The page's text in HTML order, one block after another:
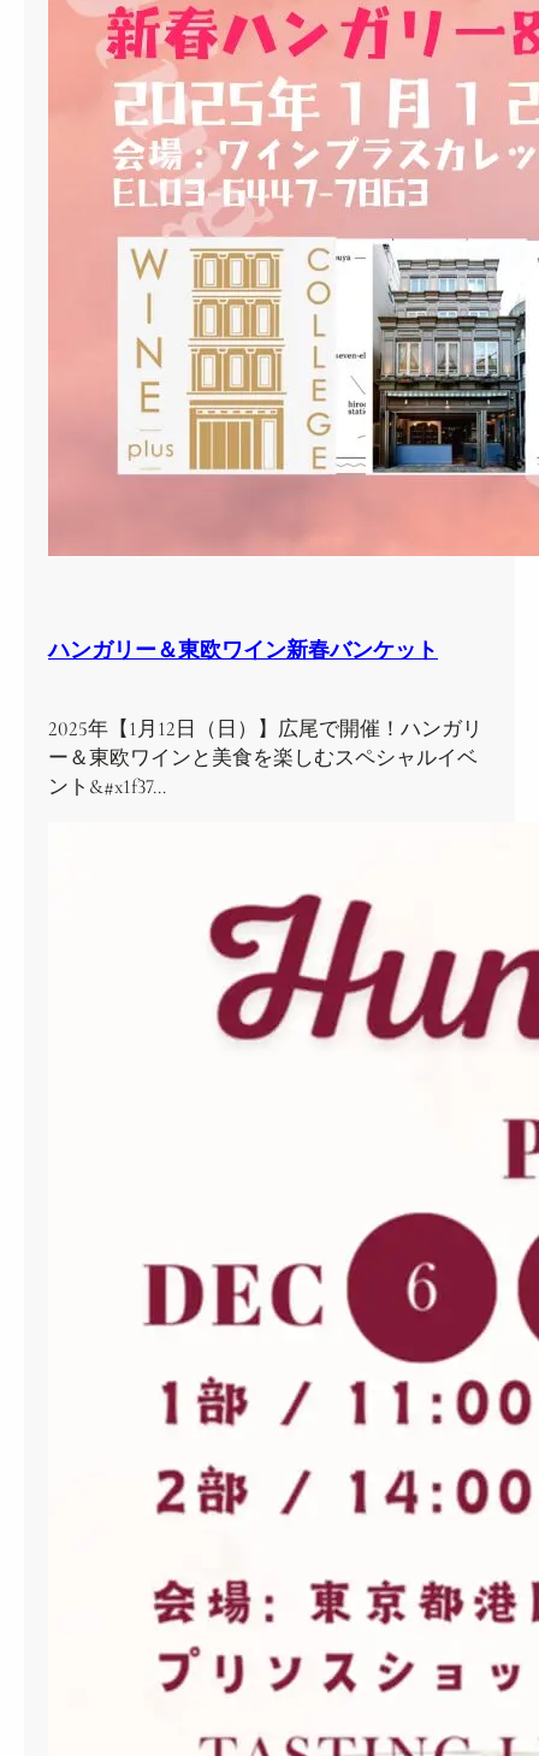
ハンガリー＆東欧ワイン新春バンケット
2025年【1月12日（日）】広尾で開催！ハンガリ
ー＆東欧ワインと美食を楽しむスペシャルイベ
ント&#x1f37…